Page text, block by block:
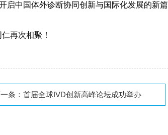
启中国体外诊断协同创新与国际化发展的新
再次相聚！
条： 首届全球IVD创新高峰论坛成功举办